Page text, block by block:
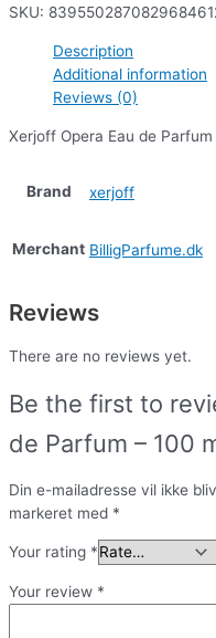
SKU:
Description
Additional information
Reviews (0)
Xerjoff Opera Eau de
Brand xerjoff
Merchant BilligParfume.dk
Reviews
There are no reviews yet.
Be the first to
de Parfum – 100
Din e-mailadresse vil ikke
markeret med *
Your rating *
Your review *